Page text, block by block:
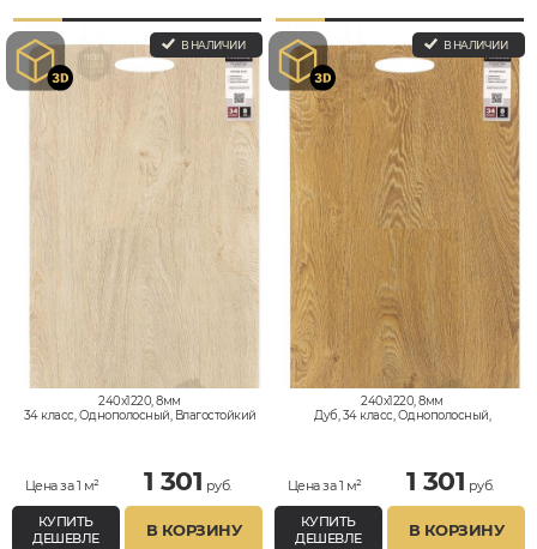
В НАЛИЧИИ
240x1220, 8мм
34 класс, Однополосный, Влагостойкий
Цена за 1 м² 1 301 руб.
КУПИТЬ
ДЕШЕВЛЕ
В КОРЗИНУ
В НАЛИЧИИ
240x1220, 8мм
Дуб, 34 класс, Однополосный,
Цена за 1 м² 1 301 руб.
КУПИТЬ
ДЕШЕВЛЕ
В КОРЗИНУ